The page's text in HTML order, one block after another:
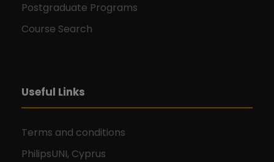
Postgraduate Programs
Course Search
Useful Links
Terms and conditions
PhilipsUNI, Cyprus